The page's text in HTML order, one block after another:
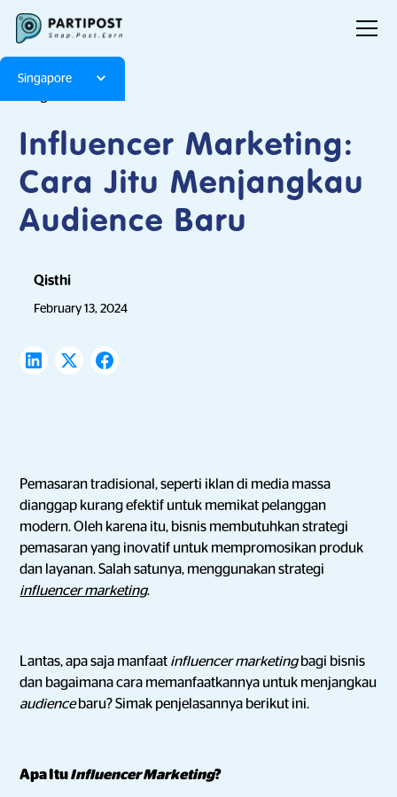
Singapore
Influencer Marketing:
Cara Jitu Menjangkau
Audience Baru
Qisthi
February 13, 2024
Pemasaran tradisional, seperti iklan di media massa
dianggap kurang efektif untuk memikat pelanggan
modern. Oleh karena itu, bisnis membutuhkan strategi
pemasaran yang inovatif untuk mempromosikan produk
dan layanan. Salah satunya, menggunakan strategi
influencer marketing.
Lantas, apa saja manfaat influencer marketing bagi bisnis
dan bagaimana cara memanfaatkannya untuk menjangkau
audiencebaru? Simak penjelasannya berikut ini.
Apa ItuInfluencer Marketing?